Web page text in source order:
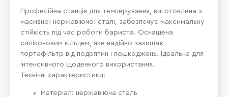
Професійна станція для темперування, виготовлена з
масивної нержавіючої сталі, забезпечує максимальну
стійкість під час роботи бариста. Оснащена
силіконовим кільцем, яке надійно захищає
портафільтр від подряпин і пошкоджень. Ідеальна для
інтенсивного щоденного використання.
Технічні характеристики:
Матеріал: нержавіюча сталь